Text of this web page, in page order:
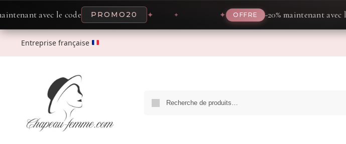
avec le code PROMO20 ✦ OFFRE -20% maintenant avec le code
Entreprise française